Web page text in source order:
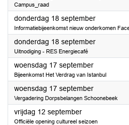
Campus_raad
donderdag 18 september2025
Informatiebijeenkomst nieuw onderkomen
donderdag 18 september2025
Uitnodiging - RES Energiecafé
woensdag 17 september2025
Bijeenkomst Het Verdrag van Istanbul
woensdag 17 september2025
Vergadering Dorpsbelangen Schoonebeek
vrijdag 12 september2025
Officiële opening cultureel seizoen